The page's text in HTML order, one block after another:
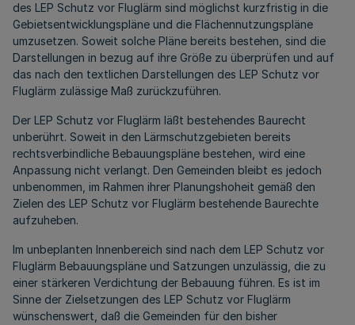
des LEP Schutz vor Fluglärm sind möglichst kurzfristig in die
Gebietsentwicklungspläne und die Flächennutzungspläne
umzusetzen. Soweit solche Pläne bereits bestehen, sind die
Darstellungen in bezug auf ihre Größe zu überprüfen und auf
das nach den textlichen Darstellungen des LEP Schutz vor
Fluglärm zulässige Maß zurückzuführen.
Der LEP Schutz vor Fluglärm läßt bestehendes Baurecht
unberührt. Soweit in den Lärmschutzgebieten bereits
rechtsverbindliche Bebauungspläne bestehen, wird eine
Anpassung nicht verlangt. Den Gemeinden bleibt es jedoch
unbenommen, im Rahmen ihrer Planungshoheit gemäß den
Zielen des LEP Schutz vor Fluglärm bestehende Baurechte
aufzuheben.
Im unbeplanten Innenbereich sind nach dem LEP Schutz vor
Fluglärm Bebauungspläne und Satzungen unzulässig, die zu
einer stärkeren Verdichtung der Bebauung führen. Es ist im
Sinne der Zielsetzungen des LEP Schutz vor Fluglärm
wünschenswert, daß die Gemeinden für den bisher